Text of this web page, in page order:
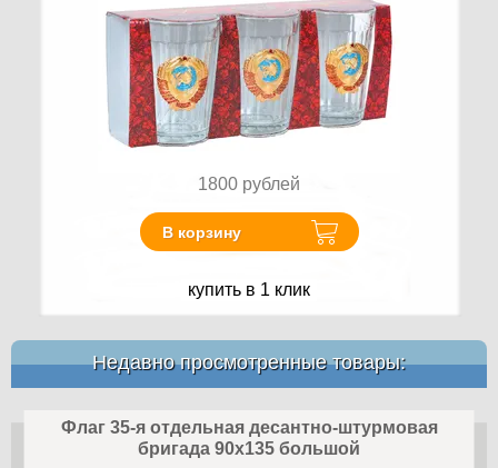
1800 рублей
В корзину
купить в 1 клик
Недавно просмотренные товары:
Флаг 35-я отдельная десантно-штурмовая
бригада 90x135 большой